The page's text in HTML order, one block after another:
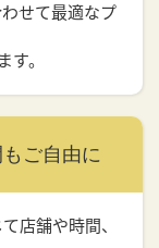
せて最適なプ
。
ご自由に
店舗や時間、